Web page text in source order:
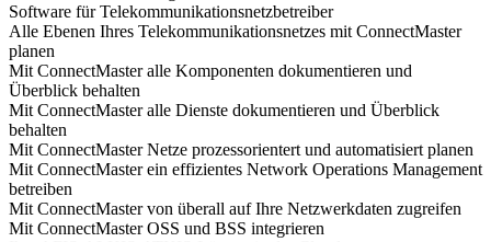
Software für Telekommunikationsnetzbetreiber
Alle Ebenen Ihres Telekommunikationsnetzes mit ConnectMaster
planen
Mit ConnectMaster alle Komponenten dokumentieren und
Überblick behalten
Mit ConnectMaster alle Dienste dokumentieren und Überblick
behalten
Mit ConnectMaster Netze prozessorientert und automatisiert planen
Mit ConnectMaster ein effizientes Network Operations Management
betreiben
Mit ConnectMaster von überall auf Ihre Netzwerkdaten zugreifen
Mit ConnectMaster OSS und BSS integrieren